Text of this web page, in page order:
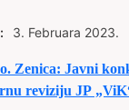
3. Februara 2023.
Zenica: Javni
reviziju JP